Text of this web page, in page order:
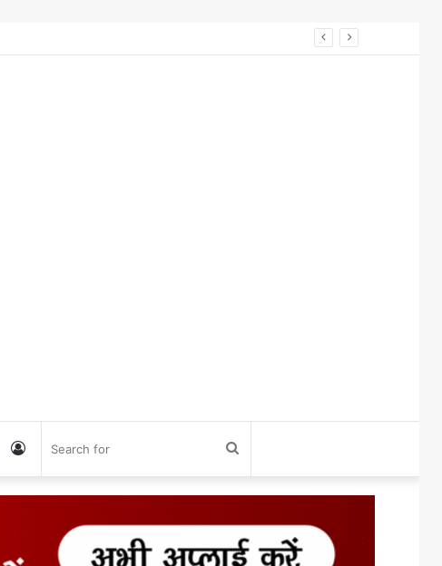
Search
Log